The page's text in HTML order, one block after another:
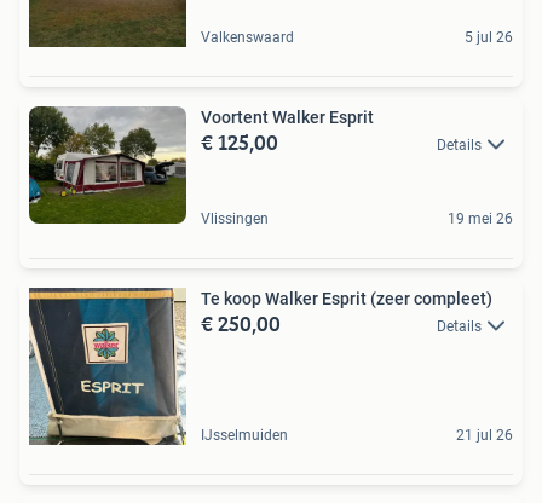
Valkenswaard 5 jul 26
Voortent Walker Esprit
€ 125,00 Details
Vlissingen 19 mei 26
Te koop Walker Esprit (zeer compleet)
€ 250,00 Details
IJsselmuiden 21 jul 26